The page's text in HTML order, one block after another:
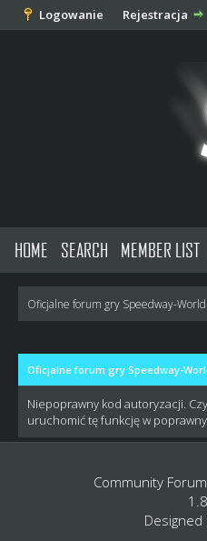
Logowanie Rejestracja
HOME SEARCH MEMBER LIST
Oficjalne forum gry Speedway-World
Oficjalne forum gry Speedway-
Niepoprawny kod autoryzacji.
uruchomić tę funkcję w
Community
Designed